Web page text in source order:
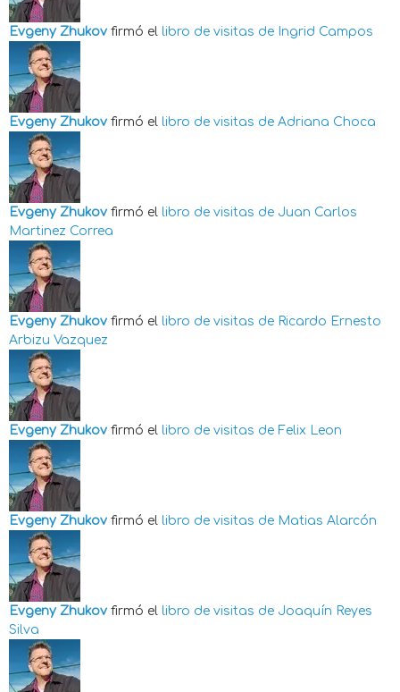
Evgeny Zhukov firmó el libro de visitas de Ingrid Campos
Evgeny Zhukov firmó el libro de visitas de Adriana Choca
Evgeny Zhukov firmó el libro de visitas de Juan Carlos
Martinez Correa
Evgeny Zhukov firmó el libro de visitas de Ricardo Ernesto
Arbizu Vazquez
Evgeny Zhukov firmó el libro de visitas de Felix Leon
Evgeny Zhukov firmó el libro de visitas de Matias Alarcón
Evgeny Zhukov firmó el libro de visitas de Joaquín Reyes
Silva